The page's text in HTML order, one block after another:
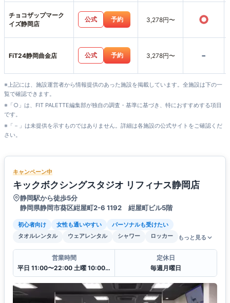
チョコザップマーク
イズ静岡店
公式 予約 3,278円〜 ○
FiT24静岡曲金店 公式 予約 3,278円〜 -
※上記には、施設運営者から情報提供のあった施設を掲載しています。全施設は下の一
覧で確認できます。
※「○」は、FIT PALETTE編集部が独自の調査・基準に基づき、特におすすめする項目
です。
※「－」は未提供を示すものではありません。詳細は各施設の公式サイトをご確認くだ
さい。
キャンペーン中
キックボクシングスタジオ リフィナス静岡店
静岡駅から徒歩5分
静岡県静岡市葵区紺屋町2-6 1192 紺屋町ビル5階
初心者向け 女性も通いやすい
パーソナルも受けたい
タオルレンタル
ウェアレンタル シャワー ロッカー もっと見る
営業時間
平日 11:00〜22:00 土曜 10:00〜20:00 日・祝 10:00〜18:00
定休日
毎週月曜日